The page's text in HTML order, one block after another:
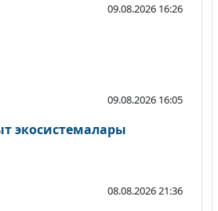
09.08.2026 16:26
09.08.2026 16:05
экосистемалары
08.08.2026 21:36